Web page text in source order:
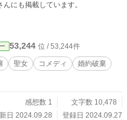
にも掲載しています。
53,244 位 / 53,244件
聖女 コメディ
婚約破棄
感想数 1
文字数 10,478
日 2024.09.28
登録日 2024.09.27